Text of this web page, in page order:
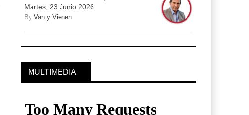
Martes, 23 Junio 2026
ByVan y Vienen
MULTIMEDIA